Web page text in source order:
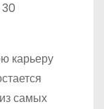
карьеру
самых